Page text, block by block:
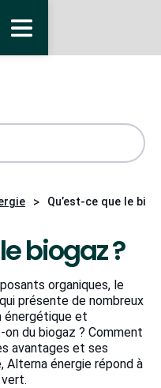
> Qu’est-ce que le
biogaz ?
organiques, le
présente de nombreux
énergétique et
du biogaz ? Comment
avantages et ses
Alterna énergie répond à